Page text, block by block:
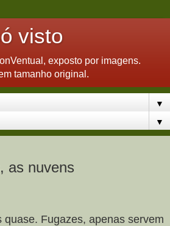
visto
exposto por imagens.
tamanho original.
▼
▼
as nuvens
quase. Fugazes, apenas servem